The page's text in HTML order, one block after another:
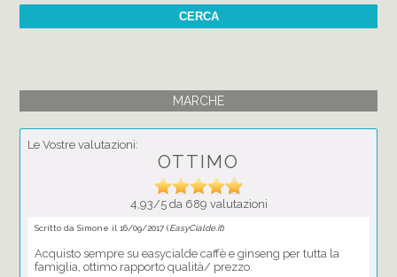
MARCHE
Le Vostre valutazioni:
OTTIMO
4,93/5 da 689 valutazioni
Scritto da Simone il 16/09/2017 (EasyCialde.it)
Acquisto sempre su easycialde caffè e ginseng per tutta la
famiglia, ottimo rapporto qualità/ prezzo.